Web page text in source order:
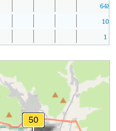
648
10
1